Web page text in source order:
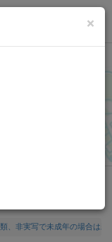
×
ます。
、非実写で未成年の場合は